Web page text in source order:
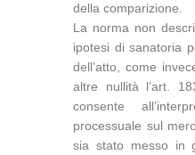
della comparizione.
La norma non
ipotesi di sanatoria
dell’atto, come
altre nullità l’art.
consente
processuale sul
sia stato messo in